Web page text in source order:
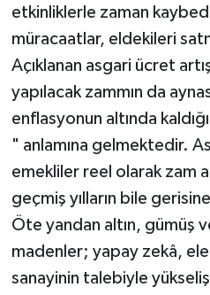
etkinliklerle zaman
müracaatlar, eldekileri
Açıklanan asgari ücret
yapılacak zammın da
enflasyonun altında
" anlamına gelmektedir.
emekliler reel olarak zam
geçmiş yılların bile
Öte yandan altın, gümüş
madenler; yapay zekâ,
sanayinin talebiyle